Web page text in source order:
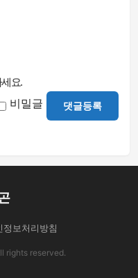
요.
비밀글 댓글등록
정보처리방침
rights reserved.